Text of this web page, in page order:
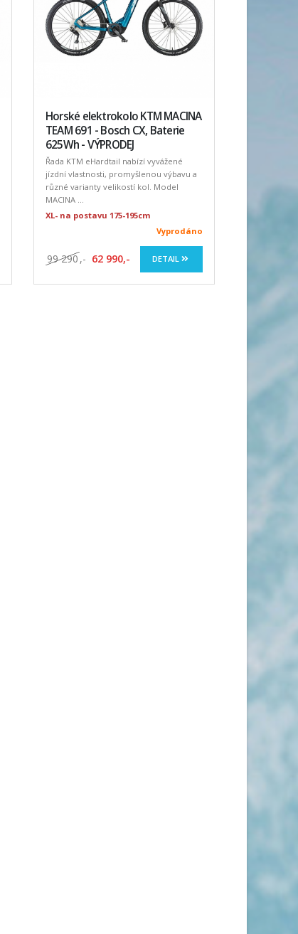
Horské elektrokolo KTM MACINA
TEAM 691 - Bosch CX, Baterie
625Wh - VÝPRODEJ
Řada KTM eHardtail nabízí vyvážené
jízdní vlastnosti, promyšlenou výbavu a
různé varianty velikostí kol. Model
MACINA ...
XL- na postavu 175-195cm
Vyprodáno
99 290 ,- 62 990,- DETAIL